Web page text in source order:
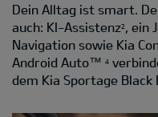
Dein Alltag ist smart.
auch: KI-Assistenz2
,
Navigation sowie Kia
Android Auto™ 4
dem Kia Sportage